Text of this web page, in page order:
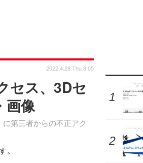
セス、3Dセ
画像
第三者からの不正アク
2022.4.28 Thu 8:05
。